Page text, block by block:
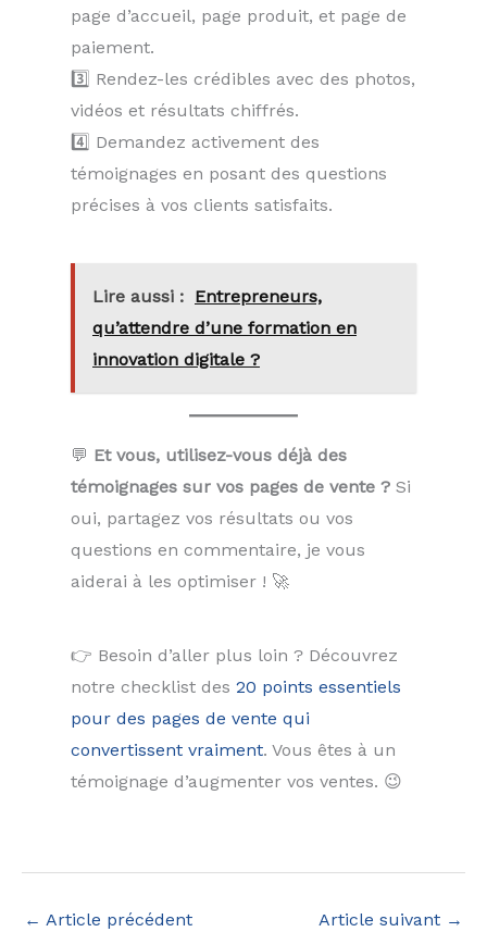
page d’accueil, page produit, et page de
paiement.
3️⃣ Rendez-les crédibles avec des photos,
vidéos et résultats chiffrés.
4️⃣ Demandez activement des
témoignages en posant des questions
précises à vos clients satisfaits.
Lire aussi : Entrepreneurs,
qu’attendre d’une formation en
innovation digitale ?
💬 Et vous, utilisez-vous déjà des
témoignages sur vos pages de vente ? Si
oui, partagez vos résultats ou vos
questions en commentaire, je vous
aiderai à les optimiser ! 🚀
👉 Besoin d’aller plus loin ? Découvrez
notre checklist des 20 points essentiels
pour des pages de vente qui
convertissent vraiment. Vous êtes à un
témoignage d’augmenter vos ventes. 😉
← Article précédent Article suivant →